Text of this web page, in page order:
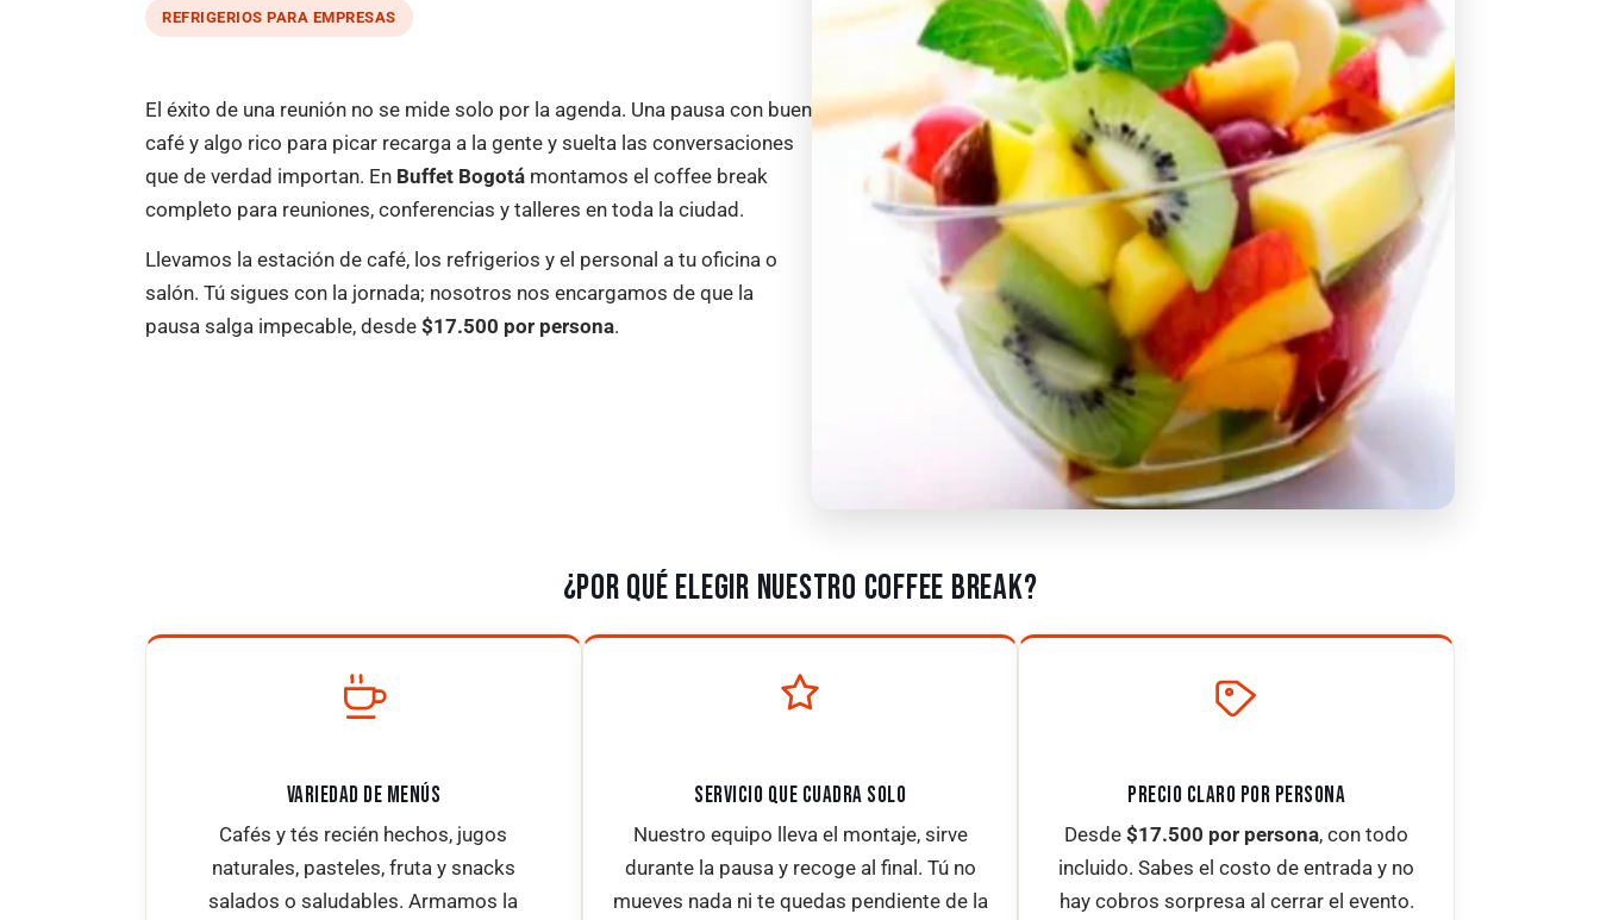
REFRIGERIOS PARA EMPRESAS
El éxito de una reunión no se mide solo por la agenda. Una pausa con buen
café y algo rico para picar recarga a la gente y suelta las conversaciones
que de verdad importan. En Buffet Bogotá montamos el coffee break
completo para reuniones, conferencias y talleres en toda la ciudad.
Llevamos la estación de café, los refrigerios y el personal a tu oficina o
salón. Tú sigues con la jornada; nosotros nos encargamos de que la
pausa salga impecable, desde $17.500 por persona.
¿POR QUÉ ELEGIR NUESTRO COFFEE BREAK?
VARIEDAD DE MENÚS
Cafés y tés recién hechos, jugos
naturales, pasteles, fruta y snacks
salados o saludables. Armamos la
SERVICIO QUE CUADRA SOLO
Nuestro equipo lleva el montaje, sirve
durante la pausa y recoge al final. Tú no
mueves nada ni te quedas pendiente de la
PRECIO CLARO POR PERSONA
Desde$17.500 por persona, con todo
incluido. Sabes el costo de entrada y no
hay cobros sorpresa al cerrar el evento.